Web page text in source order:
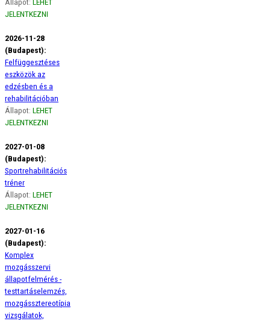
Állapot: LEHET
JELENTKEZNI
2026-11-28
(Budapest):
Felfüggesztéses
eszközök az
edzésben és a
rehabilitációban
Állapot: LEHET
JELENTKEZNI
2027-01-08
(Budapest):
Sportrehabilitációs
tréner
Állapot: LEHET
JELENTKEZNI
2027-01-16
(Budapest):
Komplex
mozgásszervi
állapotfelmérés -
testtartáselemzés,
mozgássztereotípia
vizsgálatok,